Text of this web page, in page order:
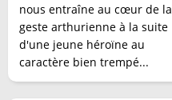
nous entraîne au cœur de la
geste arthurienne à la suite
d'une jeune héroïne au
caractère bien trempé...